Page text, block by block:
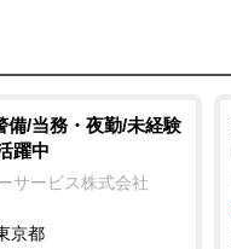
備/当務・夜勤/未経験
躍中
サービス株式会社
京都